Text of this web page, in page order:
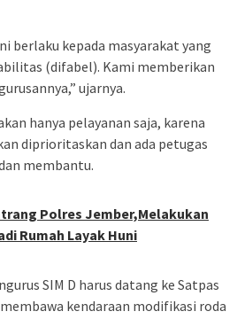
berlaku kepada masyarakat yang
(difabel). Kami memberikan
ujarnya.
hanya pelayanan saja, karena
diprioritaskan dan ada petugas
membantu.
Polres Jember,Melakukan
Rumah Layak Huni
SIM D harus datang ke Satpas
kendaraan modifikasi roda